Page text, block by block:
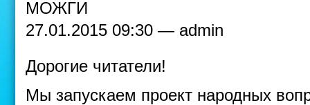
27.01.2015 09:30 — admin
Дорогие читатели!
Мы запускаем проект народных